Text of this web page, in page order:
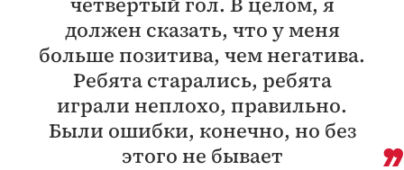
должен сказать, что у меня
больше позитива, чем негатива.
Ребята старались, ребята
играли неплохо, правильно.
Были ошибки, конечно, но без
этого не бывает